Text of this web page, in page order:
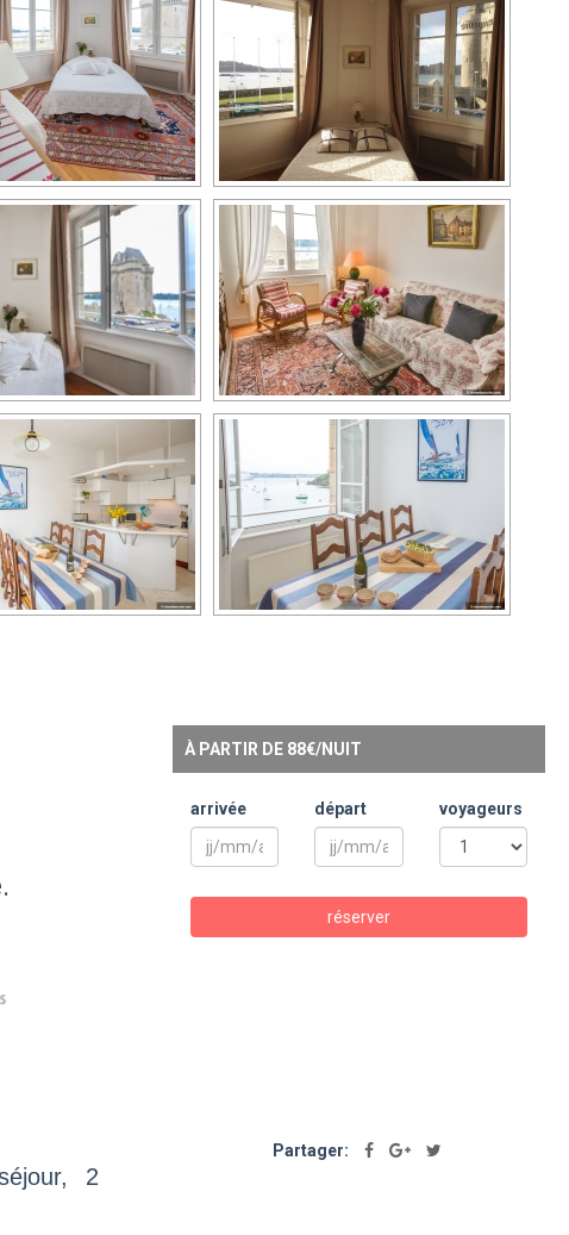
À PARTIR DE 88€/NUIT
arrivée départ voyageurs
réserver
2
Partager: